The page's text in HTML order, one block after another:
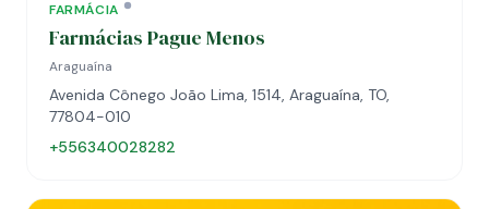
FARMÁCIA
Farmácias Pague Menos
Araguaína
Avenida Cônego João Lima, 1514, Araguaína, TO,
77804-010
+556340028282